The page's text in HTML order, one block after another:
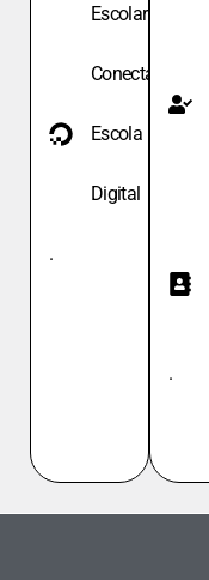
Escolar
Conecta
Escola
Digital
.
.